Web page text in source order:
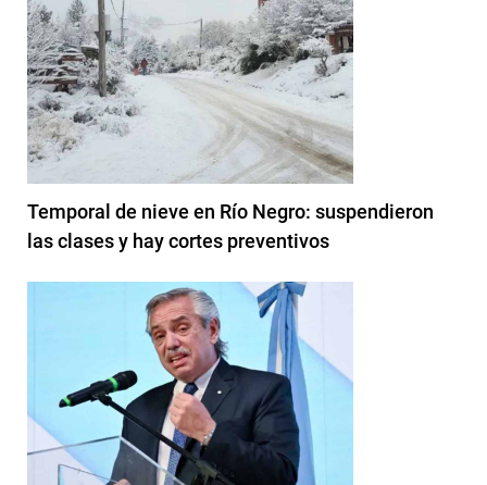
Temporal de nieve en Río Negro: suspendieron
las clases y hay cortes preventivos